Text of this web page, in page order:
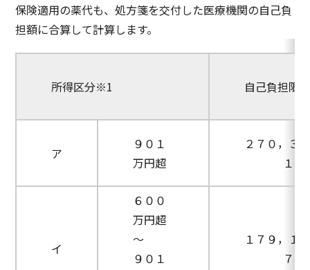
保険適用の薬代も、処方箋を交付した医療機関の自己負
担額に合算して計算します。
所得区分※1 自己負担限
ア
９０１
万円超
２７０，３
１
イ
６００
万円超
～
９０１
１７９，１
７